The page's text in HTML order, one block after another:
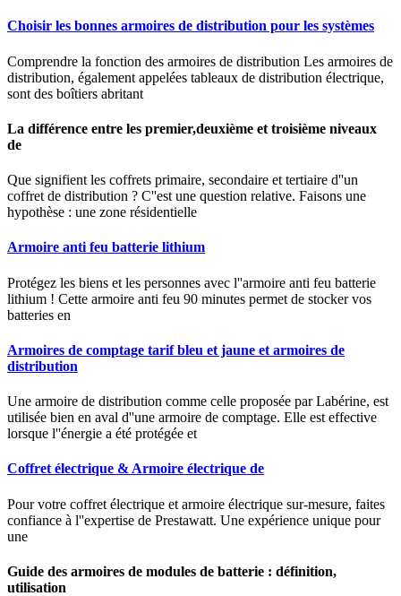
Choisir les bonnes armoires de distribution pour les systèmes
Comprendre la fonction des armoires de distribution Les armoires de
distribution, également appelées tableaux de distribution électrique,
sont des boîtiers abritant
La différence entre les premier,deuxième et troisième niveaux
de
Que signifient les coffrets primaire, secondaire et tertiaire d''un
coffret de distribution ? C''est une question relative. Faisons une
hypothèse : une zone résidentielle
Armoire anti feu batterie lithium
Protégez les biens et les personnes avec l''armoire anti feu batterie
lithium ! Cette armoire anti feu 90 minutes permet de stocker vos
batteries en
Armoires de comptage tarif bleu et jaune et armoires de
distribution
Une armoire de distribution comme celle proposée par Labérine, est
utilisée bien en aval d''une armoire de comptage. Elle est effective
lorsque l''énergie a été protégée et
Coffret électrique & Armoire électrique de
Pour votre coffret électrique et armoire électrique sur-mesure, faites
confiance à l''expertise de Prestawatt. Une expérience unique pour
une
Guide des armoires de modules de batterie : définition,
utilisation